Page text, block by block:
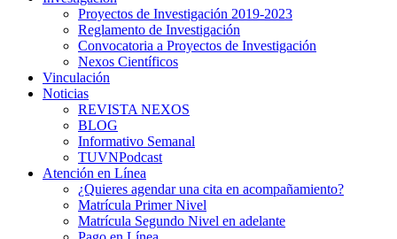
Proyectos de Investigación 2019-2023
Reglamento de Investigación
Convocatoria a Proyectos de Investigación
Nexos Científicos
Vinculación
Noticias
REVISTA NEXOS
BLOG
Informativo Semanal
TUVNPodcast
Atención en Línea
¿Quieres agendar una cita en acompañamiento?
Matrícula Primer Nivel
Matrícula Segundo Nivel en adelante